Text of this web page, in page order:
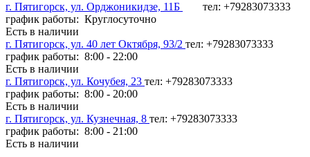
г. Пятигорск, ул. Орджоникидзе, 11Б
тел: +79283073333
график работы: Круглосуточно
Есть в наличии
г. Пятигорск, ул. 40 лет Октября, 93/2 тел: +79283073333
график работы: 8:00 - 22:00
Есть в наличии
г. Пятигорск, ул. Кочубея, 23 тел: +79283073333
график работы: 8:00 - 20:00
Есть в наличии
г. Пятигорск, ул. Кузнечная, 8 тел: +79283073333
график работы: 8:00 - 21:00
Есть в наличии